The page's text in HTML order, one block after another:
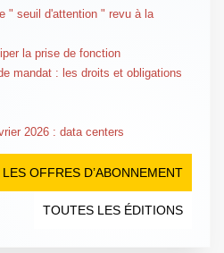
" seuil d'attention " revu à la
la prise de fonction
mandat : les droits et obligations
2026 : data centers
LES OFFRES D’ABONNEMENT
TOUTES LES ÉDITIONS